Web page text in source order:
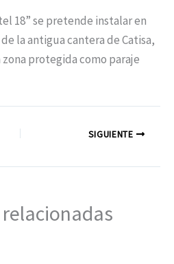
18” se pretende instalar en
la antigua cantera de Catisa,
protegida como paraje
SIGUIENTE